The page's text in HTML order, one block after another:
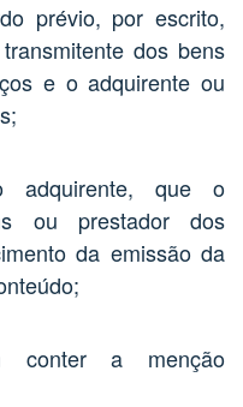
prévio, por escrito,
dos bens
e o adquirente ou
adquirente, que o
ou prestador dos
da emissão da
conter a menção